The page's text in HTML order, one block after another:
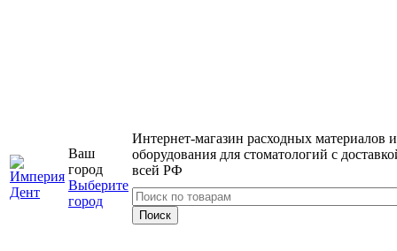
Ваш
город
Выберите
город
Интернет-магазин расходных материалов и
оборудования для стоматологий с
всей РФ